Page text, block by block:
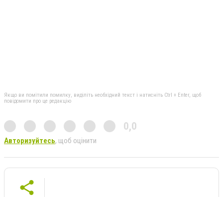
Якщо ви помітили помилку, виділіть необхідний текст і натисніть Ctrl + Enter, щоб
повідомити про це редакцію
0,0
Авторизуйтесь, щоб оцінити